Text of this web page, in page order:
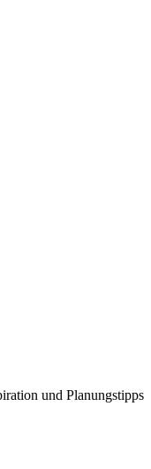
und Planungstipps